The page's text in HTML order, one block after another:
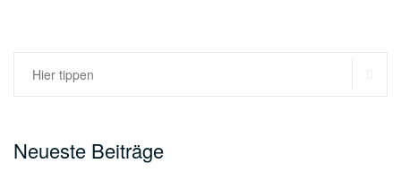
Suchen
Neueste Beiträge